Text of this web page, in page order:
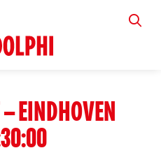
VIA
EINDHOVEN